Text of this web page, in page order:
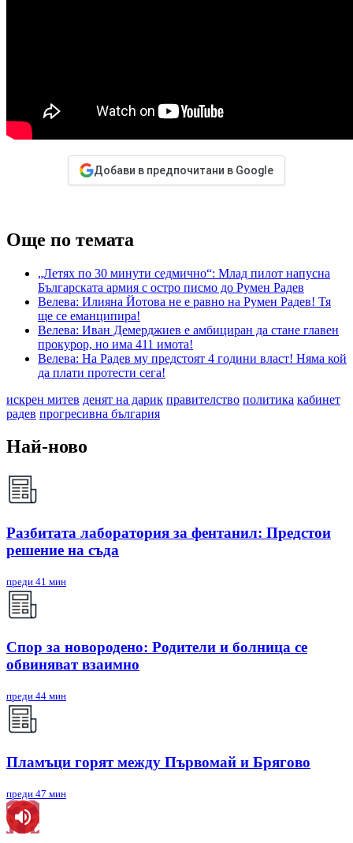
Добави в предпочитани в Google
Още по темата
„Летях по 30 минути седмично“: Млад пилот напусна
Българската армия с остро писмо до Румен Радев
Велева: Илияна Йотова не е равно на Румен Радев! Тя
ще се еманципира!
Велева: Иван Демерджиев е амбициран да стане главен
прокурор, но има 411 имота!
Велева: На Радев му предстоят 4 години власт! Няма кой
да плати протести сега!
искрен митев денят на дарик правителство политика кабинет
радев прогресивна българия
Най-ново
Разбитата лаборатория за фентанил: Предстои
решение на съда
преди 41 мин
Спор за новородено: Родители и болница се
обвиняват взаимно
преди 44 мин
Пламъци горят между Първомай и Брягово
преди 47 мин